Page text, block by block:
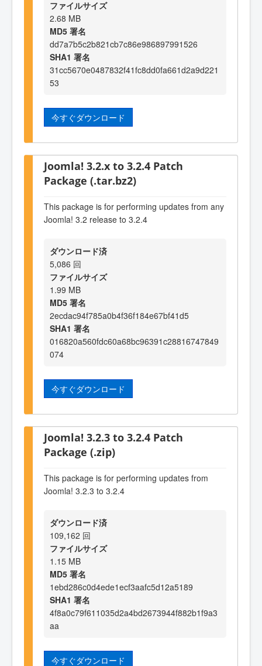
ファイルサイズ
2.68 MB
MD5 署名
dd7a7b5c2b821cb7c86e986897991526
SHA1 署名
31cc5670e0487832f41fc8dd0fa661d2a9d221
53
今すぐダウンロード
Joomla! 3.2.x to 3.2.4 Patch
Package (.tar.bz2)
This package is for performing updates from any
Joomla! 3.2 release to 3.2.4
ダウンロード済
5,086 回
ファイルサイズ
1.99 MB
MD5 署名
2ecdac94f785a0b4f36f184e67bf41d5
SHA1 署名
016820a560fdc60a68bc96391c28816747849
074
今すぐダウンロード
Joomla! 3.2.3 to 3.2.4 Patch
Package (.zip)
This package is for performing updates from
Joomla! 3.2.3 to 3.2.4
ダウンロード済
109,162 回
ファイルサイズ
1.15 MB
MD5 署名
1ebd286c0d4ede1ecf3aafc5d12a5189
SHA1 署名
4f8a0c79f611035d2a4bd2673944f882b1f9a3
aa
今すぐダウンロード